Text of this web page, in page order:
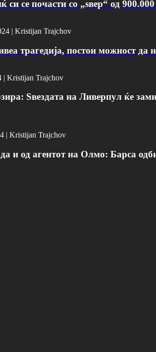
си се почасти со „ѕвер“ од
| Kristijan Trajchov
трагедија, постои можност да
| Kristijan Trajchov
Ѕвездата на Ливерпул ќе
| Kristijan Trajchov
и од агентот на Олмо: Барса